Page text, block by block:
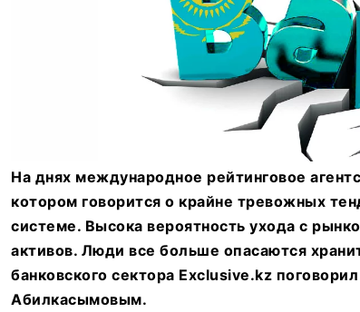
На днях международное рейтинговое
котором говорится о крайне тревожных
системе. Высока вероятность ухода с
активов. Люди все больше опасаются
банковского сектора Exclusive.kz
Абилкасымовым.